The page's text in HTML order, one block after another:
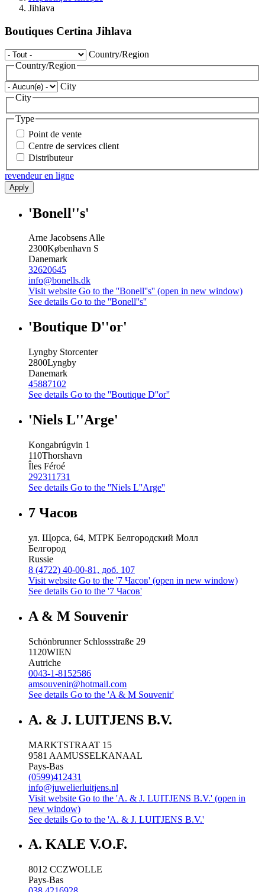
Jihlava
Boutiques Certina Jihlava
Country/Region
Country/Region
City
City
Type
Point de vente
Centre de services client
Distributeur
revendeur en ligne
Apply
'Bonell''s'
Arne Jacobsens Alle
2300København S
Danemark
32620645
info@bonells.dk
Visit website Go to the ''Bonell''s'' (open in new window)
See details Go to the ''Bonell''s''
'Boutique D''or'
Lyngby Storcenter
2800Lyngby
Danemark
45887102
See details Go to the ''Boutique D''or''
'Niels L''Arge'
Kongabrúgvin 1
110Thorshavn
Îles Féroé
292311731
See details Go to the ''Niels L''Arge''
7 Часов
ул. Щорса, 64, МТРК Белгородский Молл
Белгород
Russie
8 (4722) 40-00-81, доб. 107
Visit website Go to the '7 Часов' (open in new window)
See details Go to the '7 Часов'
A & M Souvenir
Schönbrunner Schlossstraße 29
1120WIEN
Autriche
0043-1-8152586
amsouvenir@hotmail.com
See details Go to the 'A & M Souvenir'
A. & J. LUITJENS B.V.
MARKTSTRAAT 15
9581 AAMUSSELKANAAL
Pays-Bas
(0599)412431
info@juwelierluitjens.nl
Visit website Go to the 'A. & J. LUITJENS B.V.' (open in
new window)
See details Go to the 'A. & J. LUITJENS B.V.'
A. KALE V.O.F.
8012 CCZWOLLE
Pays-Bas